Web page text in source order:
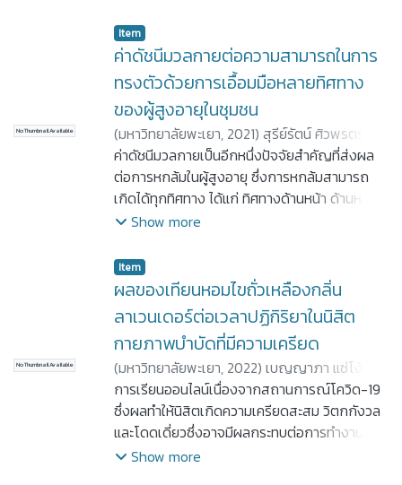
เดิน 6 นาที เมื่อมีข้อจำกัดด้านเวลาและพื้นที่ หรือ
สภาพอากาศไม่เอื้ออำนวย แต่อย่างไรใน
ประเทศไทยข้อมูลการศึกษาคุณสมบัติของการ
ทดสอบ 2MST ก่อนนำไปใช้ในทางคลินิกที่จำเพาะ
ต่อกลุ่มเป้าหมายยังมีจำกัดและยังไม่แพร่หลายนัก
ดังนั้นการศึกษานี้ได้นำเทคโนโลยีเลเซอร์มาพัฒนา
อุปกรณ์ “StepUP” เพื่อทดสอบ 2MST
วัตถุประสงค์: เพื่อพัฒนาอุปกรณ์ทดสอบยกขา
สูงสลับกันสองนาทีด้วยระบบเลเซอร์ และศึกษา
ความน่าเชื่อถือการประเมินซ้ำของการทดสอบยก
การศึกษา: ทำการศึกษาในอาสาสมัครสุขภาพดี
อายุ 19 – 25 ปี (อายุเฉลี่ย 21.30 ± 0.67 ปี) จำนวน
10 คน (ชาย 5 คน
หญิง 5 คน) อาสาสมัครทั้งหมดได้รับการทดสอบ
2MST ด้วยอุปกรณ์ “StepUP” ด้วยผู้ประเมิน 2
คนโดยผู้ประเมินแต่ละคนจะทำการทดสอบ 2 ครั้ง
ทำการทดสอบทั้งหมด 4 ครั้ง มีระยะห่างการ
ประเมินซ้ำ 24 ชั่วโมง วิเคราะห์ความน่าเชื่อถือโดย
ใช้สถิติ Intraclass correlation coefficients
(ICC3,1) ผลการศึกษา: ความน่าเชื่อถือของการ
No Thumbnail Available
Item
ค่าดัชนีมวลกายต่อความสามารถในการ
ทรงตัวด้วยการเอื้อมมือหลายทิศทาง
ของผู้สูงอายุในชุมชน
(มหาวิทยาลัยพะเยา, 2021) สุรีย์รัตน์ ศิวพรตระกูล
ชัย;อนัญญา เปียงแหล่
ค่าดัชนีมวลกายเป็นอีกหนึ่งปัจจัยสำคัญที่ส่งผล
ต่อการหกล้มในผู้สูงอายุ ซึ่งการหกล้มสามารถ
เกิดได้ทุกทิศทาง ได้แก่ ทิศทางด้านหน้า ด้านหลัง
และด้านข้าง อย่างไรก็ตามยังไม่มีรายงานทิศทาง
ต่างกัน ดังนั้น การศึกษานี้จึงมีวัตถุประสงค์ เพื่อ
เปรียบเทียบผลของค่าดัชนีมวลกายที่แตกต่างกัน
ต่อความสามารถในการทรงตัวด้วยการเอื้อมมือ
หลายทิศทางของผู้สูงอายุในชุมชน โดยมีอาสา
สมัครเป็นผู้สูงอายุเพศชายและเพศหญิง จำนวน
ทั้งหมด 60 ราย แบ่งอาสาสมัครออกเป็น 3 กลุ่ม
คือ กลุ่มผู้สูงอายุที่มีภาวะน้ำหนักตัวปกติ กลุ่มผู้สูง
อายุที่มีภาวะน้ำหนักเกิน และกลุ่มผู้สูงอายุที่มีภาวะ
อ้วน จำนวนกลุ่มละ 20 ราย อาสาสมัครทั้งหมดได้
รับการทดสอบความสามารถในการทรงตัวโดยใช้
Show more
No Thumbnail Available
Item
ผลของเทียนหอมไขถั่วเหลืองกลิ่น
ลาเวนเดอร์ต่อเวลาปฏิกิริยาในนิสิต
กายภาพบำบัดที่มีความเครียด
(มหาวิทยาลัยพะเยา, 2022) เบญญาภา แซ่โง้ว
ไชยวัฒน์ เติมผาสุขเจริญ;ณัฐชา หยงสตาร์
การเรียนออนไลน์เนื่องจากสถานการณ์โควิด-19
ซึ่งผลทำให้นิสิตเกิดความเครียดสะสม วิตกกังวล
และโดดเดี่ยวซึ่งอาจมีผลกระทบต่อการทำงานของ
สมองเรื่องเวลาปฏิกิริยา การศึกษาที่ผ่านมาพบว่า
Show more